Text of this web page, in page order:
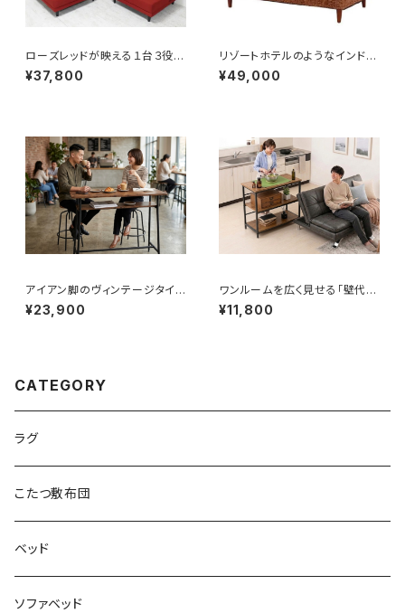
ローズレッドが映える１台３役の
ファブリックの女性の一人暮らし
に重宝するソファベッド。固めの
¥37,800
リゾートホテルのようなインドネ
シアのアバカ素材使用のアジア
ンソファ（別売りカバーでカラー
¥49,000
アイアン脚のヴィンテージタイプ
のカウンターテーブル
¥23,900
ワンルームを広く見せる「壁代わ
りのヴィンテージラック」同棲が
上手くいく神アイテム
¥11,800
CATEGORY
ラグ
こたつ敷布団
ベッド
ソファベッド